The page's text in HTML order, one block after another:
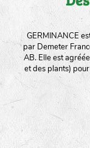
GERMINANCE
par Demeter
AB. Elle est
et des plants)